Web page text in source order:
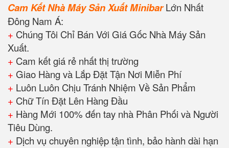
Cam Kết Nhà Máy Sản Xuất MinibarLớn Nhất
Đông Nam Á:
+ Chúng Tôi Chỉ Bán Với Giá Gốc Nhà Máy Sản
Xuất.
+ Cam kết giá rẻ nhất thị trường
+ Giao Hàng và Lắp Đặt Tận Nơi Miễn Phí
+ Luôn Luôn Chịu Tránh Nhiệm Về Sản Phẩm
+ Chữ Tín Đặt Lên Hàng Đầu
+ Hàng Mới 100% đến tay nhà Phân Phối và Người
Tiêu Dùng.
+ Dịch vụ chuyên nghiệp tận tình, bảo hành dài hạn